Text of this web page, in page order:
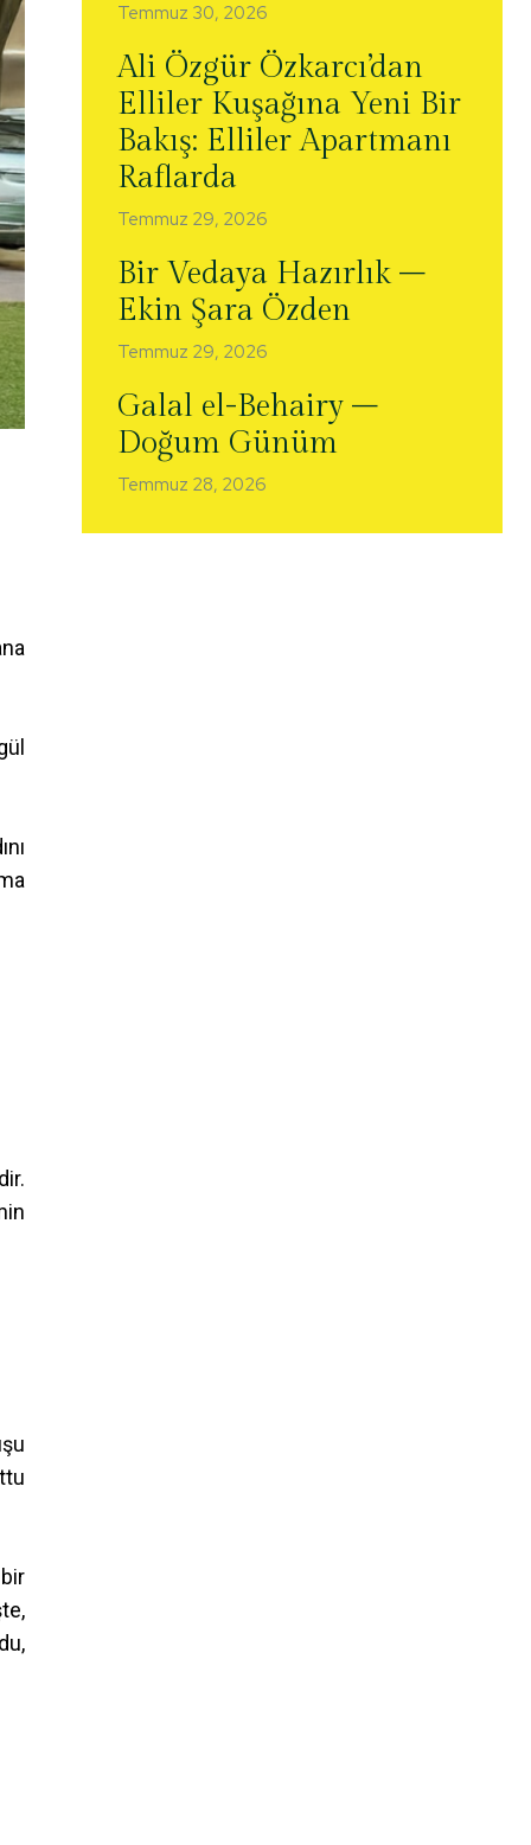
Temmuz 30, 2026
Ali Özgür Özkarcı’dan
Elliler Kuşağına Yeni Bir
Bakış: Elliler Apartmanı
Raflarda
Temmuz 29, 2026
Bir Vedaya Hazırlık –
Ekin Şara Özden
Temmuz 29, 2026
Galal el-Behairy –
Doğum Günüm
Temmuz 28, 2026